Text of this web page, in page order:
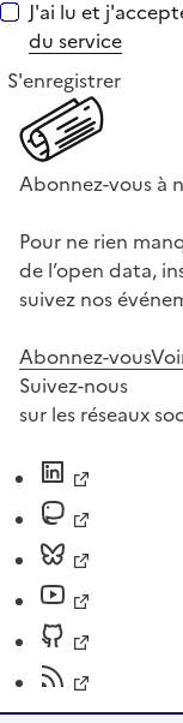
J'ai lu et
du service
S'enregistrer
Abonnez-vous à
Pour ne rien
de l’open data,
suivez nos
Abonnez-vous
Suivez-nous
sur les réseaux